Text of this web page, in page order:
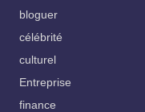
bloguer
célébrité
culturel
Entreprise
finance